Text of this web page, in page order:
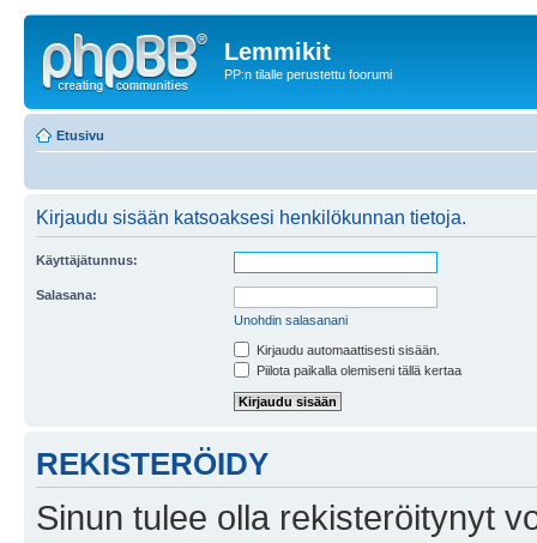
Lemmikit
PP:n tilalle perustettu foorumi
Etusivu
Kirjaudu sisään katsoaksesi henkilökunnan tietoja.
Käyttäjätunnus:
Salasana:
Unohdin salasanani
Kirjaudu automaattisesti sisään.
Piilota paikalla olemiseni tällä kertaa
REKISTERÖIDY
Sinun tulee olla rekisteröitynyt